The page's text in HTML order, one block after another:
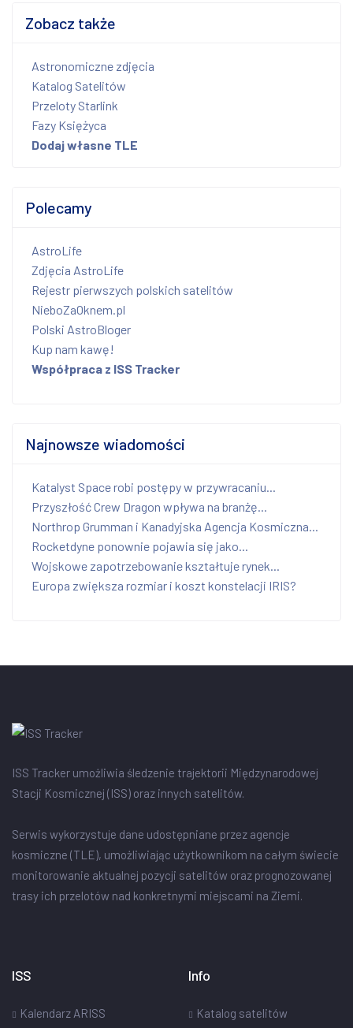
Zobacz także
Astronomiczne zdjęcia
Katalog Satelitów
Przeloty Starlink
Fazy Księżyca
Dodaj własne TLE
Polecamy
AstroLife
Zdjęcia AstroLife
Rejestr pierwszych polskich satelitów
NieboZaOknem.pl
Polski AstroBloger
Kup nam kawę!
Współpraca z ISS Tracker
Najnowsze wiadomości
Katalyst Space robi postępy w przywracaniu...
Przyszłość Crew Dragon wpływa na branżę...
Northrop Grumman i Kanadyjska Agencja Kosmiczna...
Rocketdyne ponownie pojawia się jako...
Wojskowe zapotrzebowanie kształtuje rynek...
Europa zwiększa rozmiar i koszt konstelacji IRIS?
ISS Tracker umożliwia śledzenie trajektorii Międzynarodowej
Stacji Kosmicznej (ISS) oraz innych satelitów.
Serwis wykorzystuje dane udostępniane przez agencje
kosmiczne (TLE), umożliwiając użytkownikom na całym świecie
monitorowanie aktualnej pozycji satelitów oraz prognozowanej
trasy ich przelotów nad konkretnymi miejscami na Ziemi.
ISS
Kalendarz ARISS
Info
Katalog satelitów